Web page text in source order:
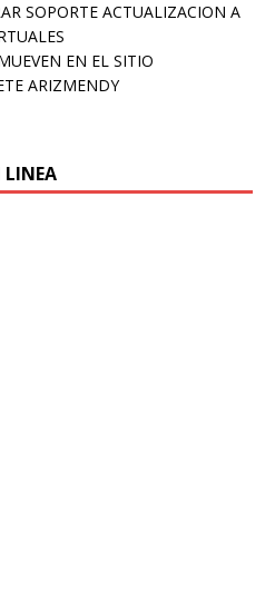
SOPORTE ACTUALIZACION A
EN EL SITIO
ARIZMENDY
LINEA